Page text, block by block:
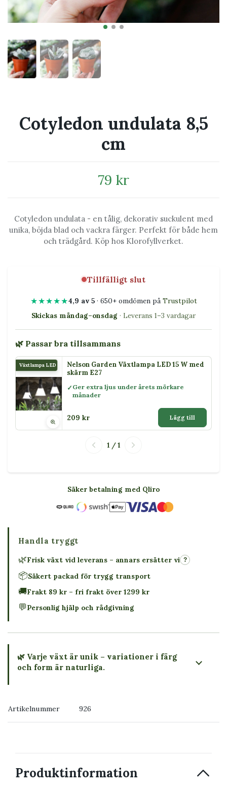
Cotyledon undulata 8,5
cm
79 kr
Cotyledon undulata - en tålig, dekorativ suckulent med
unika, böjda blad och vackra färger. Perfekt för både hem
och trädgård. Köp hos Klorofyllverket.
Tillfälligt slut
★★★★★4,9 av 5· 650+ omdömen på Trustpilot
Skickas måndag–onsdag · Leverans 1–3 vardagar
🌿 Passar bra tillsammans
Växtlampa LED 15 WNelson Garden Växtlampa LED 15 W med
skärm E27
Ger extra ljus under årets mörkare
månader
209 kr Lägg till
1 / 1
Säker betalning med Qliro
Handla tryggt
🌿Frisk växt vid leverans – annars ersätter vi ?
📦Säkert packad för trygg transport
🚚Frakt 89 kr – fri frakt över 1299 kr
💬Personlig hjälp och rådgivning
🌿 Varje växt är unik – variationer i färg
och form är naturliga.
Artikelnummer 926
Produktinformation